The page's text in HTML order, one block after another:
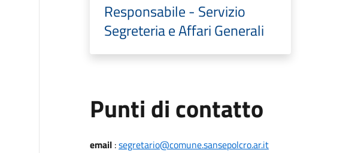
Responsabile - Servizio
Segreteria e Affari Generali
Punti di contatto
email:segretario@comune.sansepolcro.ar.it